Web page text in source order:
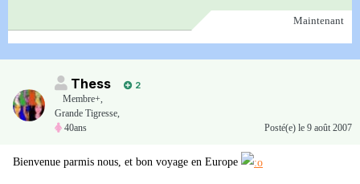
Maintenant
Thess
2
Membre+,
Grande Tigresse,
40ans
Posté(e) le 9 août 2007
Bienvenue parmis nous, et bon voyage en Europe